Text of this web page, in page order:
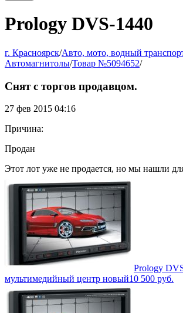
Prology DVS-1440
г. Красноярск/Авто, мото, водный
Автомагнитолы/Товар №5094652/
Снят с торгов продавцом.
27 фев 2015 04:16
Причина:
Продан
Этот лот уже не продается, но мы нашли
Prology
мультимедийный центр новый10 500 руб.